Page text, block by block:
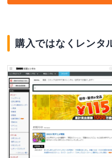
購入ではなくレンタ